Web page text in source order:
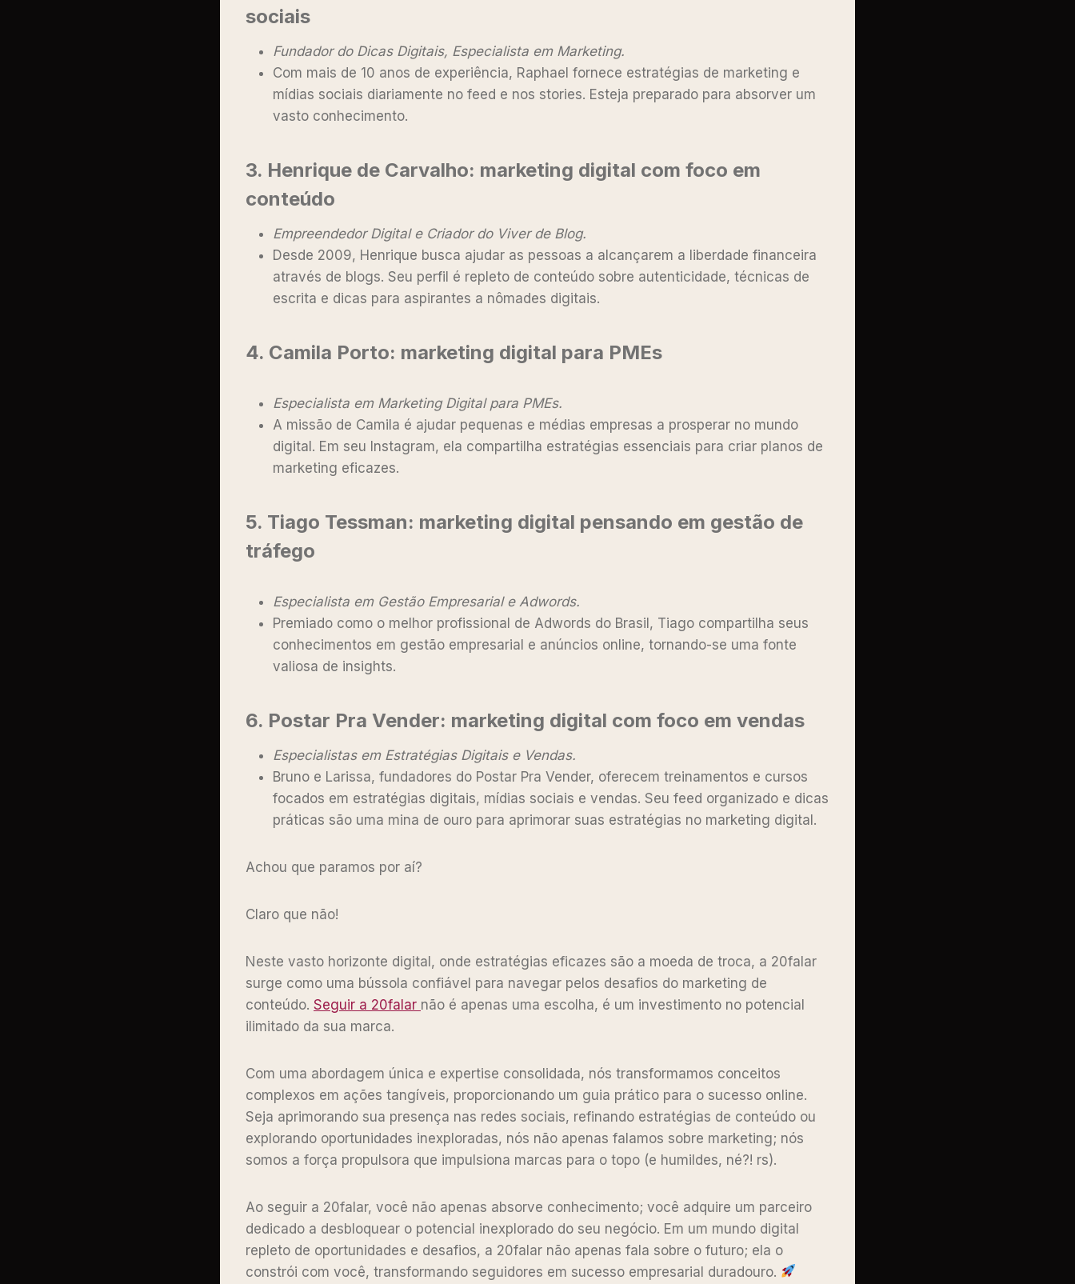
sociais
Fundador do Dicas Digitais, Especialista em Marketing.
Com mais de 10 anos de experiência, Raphael fornece estratégias de marketing e
mídias sociais diariamente no feed e nos stories. Esteja preparado para absorver um
vasto conhecimento.
3. Henrique de Carvalho: marketing digital com foco em
conteúdo
Empreendedor Digital e Criador do Viver de Blog.
Desde 2009, Henrique busca ajudar as pessoas a alcançarem a liberdade financeira
através de blogs. Seu perfil é repleto de conteúdo sobre autenticidade, técnicas de
escrita e dicas para aspirantes a nômades digitais.
4. Camila Porto: marketing digital para PMEs
Especialista em Marketing Digital para PMEs.
A missão de Camila é ajudar pequenas e médias empresas a prosperar no mundo
digital. Em seu Instagram, ela compartilha estratégias essenciais para criar planos de
marketing eficazes.
5. Tiago Tessman: marketing digital pensando em gestão de
tráfego
Especialista em Gestão Empresarial e Adwords.
Premiado como o melhor profissional de Adwords do Brasil, Tiago compartilha seus
conhecimentos em gestão empresarial e anúncios online, tornando-se uma fonte
valiosa de insights.
6. Postar Pra Vender: marketing digital com foco em vendas
Especialistas em Estratégias Digitais e Vendas.
Bruno e Larissa, fundadores do Postar Pra Vender, oferecem treinamentos e cursos
focados em estratégias digitais, mídias sociais e vendas. Seu feed organizado e dicas
práticas são uma mina de ouro para aprimorar suas estratégias no marketing digital.
Achou que paramos por aí?
Claro que não!
Neste vasto horizonte digital, onde estratégias eficazes são a moeda de troca, a 20falar
surge como uma bússola confiável para navegar pelos desafios do marketing de
conteúdo. Seguir a 20falar não é apenas uma escolha, é um investimento no potencial
ilimitado da sua marca.
Com uma abordagem única e expertise consolidada, nós transformamos conceitos
complexos em ações tangíveis, proporcionando um guia prático para o sucesso online.
Seja aprimorando sua presença nas redes sociais, refinando estratégias de conteúdo ou
explorando oportunidades inexploradas, nós não apenas falamos sobre marketing; nós
somos a força propulsora que impulsiona marcas para o topo (e humildes, né?! rs).
Ao seguir a 20falar, você não apenas absorve conhecimento; você adquire um parceiro
dedicado a desbloquear o potencial inexplorado do seu negócio. Em um mundo digital
repleto de oportunidades e desafios, a 20falar não apenas fala sobre o futuro; ela o
constrói com você, transformando seguidores em sucesso empresarial duradouro.